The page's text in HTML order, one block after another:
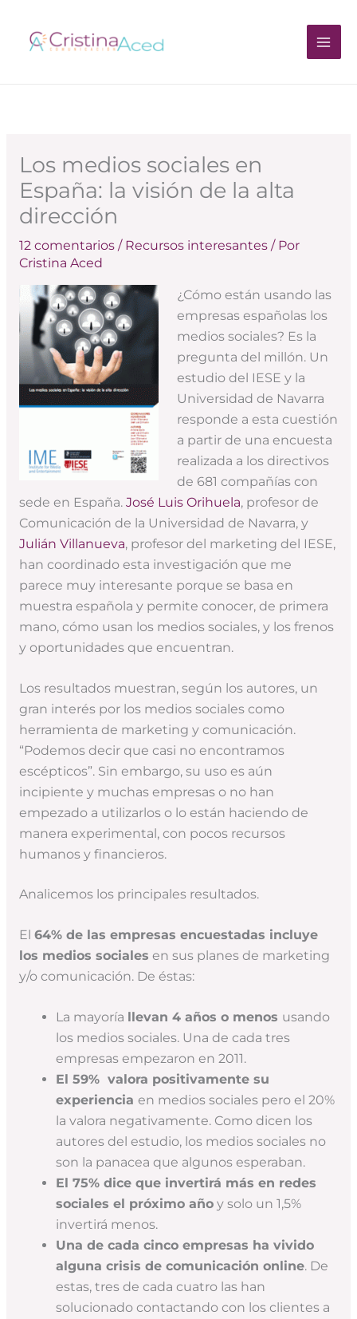
contenido
Los medios sociales en
España: la visión de la alta
dirección
12 comentarios / Recursos interesantes/ Por
Cristina Aced
¿Cómo están usando las
empresas españolas los
medios sociales? Es la
pregunta del millón. Un
estudio del IESE y la
Universidad de Navarra
responde a esta cuestión
a partir de una encuesta
realizada a los directivos
de 681 compañías con
sede en España. José Luis Orihuela, profesor de
Comunicación de la Universidad de Navarra, y
Julián Villanueva, profesor del marketing del IESE,
han coordinado esta investigación que me
parece muy interesante porque se basa en
muestra española y permite conocer, de primera
mano, cómo usan los medios sociales, y los frenos
y oportunidades que encuentran.
Los resultados muestran, según los autores, un
gran interés por los medios sociales como
herramienta de marketing y comunicación.
“Podemos decir que casi no encontramos
escépticos”. Sin embargo, su uso es aún
incipiente y muchas empresas o no han
empezado a utilizarlos o lo están haciendo de
manera experimental, con pocos recursos
humanos y financieros.
Analicemos los principales resultados.
El 64% de las empresas encuestadas incluye
los medios sociales en sus planes de marketing
y/o comunicación. De éstas:
La mayoría llevan 4 años o menos usando
los medios sociales. Una de cada tres
empresas empezaron en 2011.
El 59% valora positivamente su
experienciaen medios sociales pero el 20%
la valora negativamente. Como dicen los
autores del estudio, los medios sociales no
son la panacea que algunos esperaban.
El 75% dice que invertirá más en redes
sociales el próximo año y solo un 1,5%
invertirá menos.
Una de cada cinco empresas ha vivido
alguna crisis de comunicación online. De
estas, tres de cada cuatro las han
solucionado contactando con los clientes a